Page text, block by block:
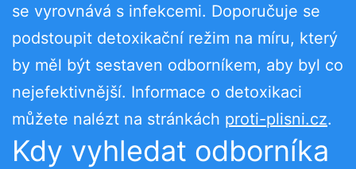
se vyrovnává s infekcemi. Doporučuje se
podstoupit detoxikační režim na míru, který
by měl být sestaven odborníkem, aby byl co
nejefektivnější. Informace o detoxikaci
můžete nalézt na stránkách proti-plisni.cz.
Kdy vyhledat odborníka